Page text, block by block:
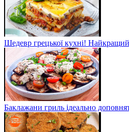
Шедевр грецької кухні!
Баклажани гриль ідеально